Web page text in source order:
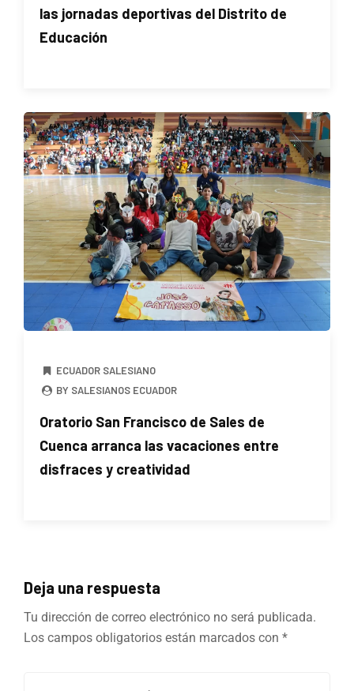
las jornadas deportivas del Distrito de
Educación
ECUADOR SALESIANO
BY SALESIANOS ECUADOR
Oratorio San Francisco de Sales de
Cuenca arranca las vacaciones entre
disfraces y creatividad
Deja una respuesta
Tu dirección de correo electrónico no será publicada.
Los campos obligatorios están marcados con *